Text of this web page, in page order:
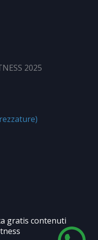
2025
gratis contenuti